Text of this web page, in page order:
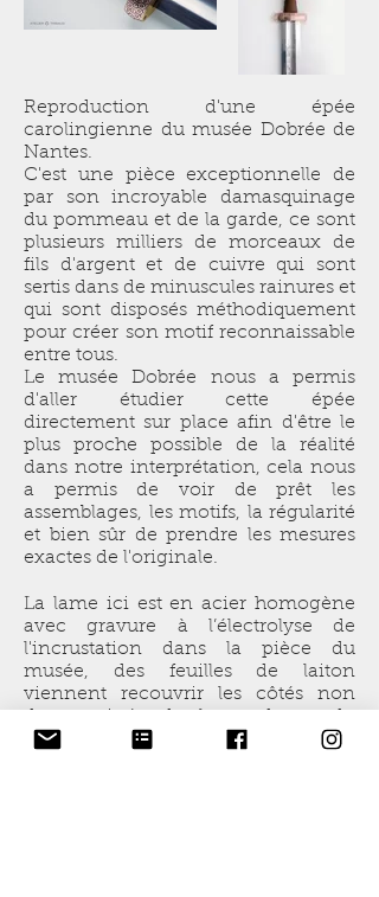
Reproduction d'une épée
carolingienne du musée Dobrée de
Nantes.
C'est une pièce exceptionnelle de
par son incroyable damasquinage
du pommeau et de la garde, ce sont
plusieurs milliers de morceaux de
fils d'argent et de cuivre qui sont
sertis dans de minuscules rainures et
qui sont disposés méthodiquement
pour créer son motif reconnaissable
entre tous.
Le musée Dobrée nous a permis
d'aller étudier cette épée
directement sur place afin d'être le
plus proche possible de la réalité
dans notre interprétation, cela nous
a permis de voir de prêt les
assemblages, les motifs, la régularité
et bien sûr de prendre les mesures
exactes de l'originale.
La lame ici est en acier homogène
avec gravure à l’électrolyse de
l'incrustation dans la pièce du
musée, des feuilles de laiton
viennent recouvrir les côtés non
pommeau et une torsade de fils de